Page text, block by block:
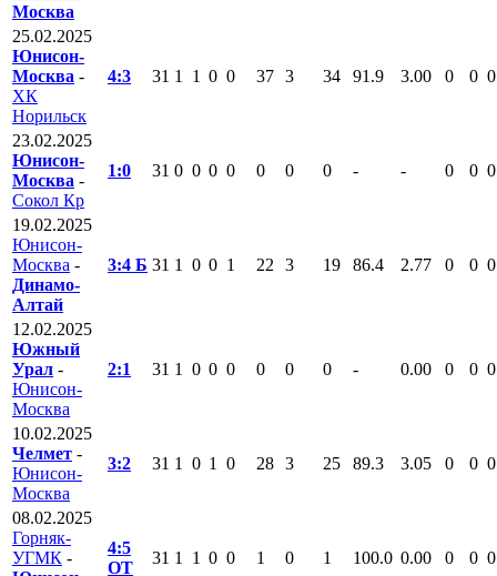
Москва
25.02.2025
Юнисон-
Москва -
ХК
Норильск
4:3 31 1 1 0 0 37 3 34 91.9 3.00 0 0 0
23.02.2025
Юнисон-
Москва -
Сокол Кр
1:0 31 0 0 0 0 0 0 0 - - 0 0 0
19.02.2025
Юнисон-
Москва -
Динамо-
Алтай
3:4 Б 31 1 0 0 1 22 3 19 86.4 2.77 0 0 0
12.02.2025
Южный
Урал -
Юнисон-
Москва
2:1 31 1 0 0 0 0 0 0 - 0.00 0 0 0
10.02.2025
Челмет -
Юнисон-
Москва
3:2 31 1 0 1 0 28 3 25 89.3 3.05 0 0 0
08.02.2025
Горняк-
УГМК -
4:5
ОТ
31 1 1 0 0 1 0 1 100.0 0.00 0 0 0